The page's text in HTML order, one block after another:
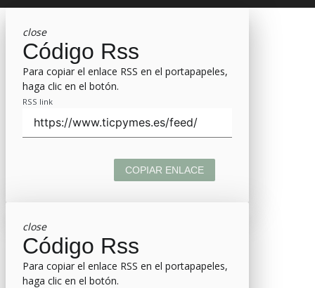
close
Código Rss
Para copiar el enlace RSS en el portapapeles,
haga clic en el botón.
RSS link
COPIAR ENLACE
close
Código Rss
Para copiar el enlace RSS en el portapapeles,
haga clic en el botón.